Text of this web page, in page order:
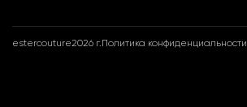
estercouture2026 г. Политика конфиденциальности